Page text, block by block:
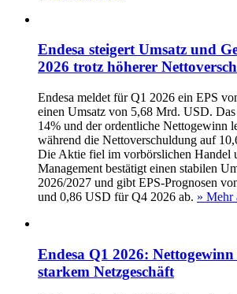
Endesa steigert Umsatz und
2026 trotz höherer
Endesa meldet für Q1 2026 ein EPS
einen Umsatz von 5,68 Mrd. USD.
14% und der ordentliche Nettogewinn
während die Nettoverschuldung auf
Die Aktie fiel im vorbörslichen Handel
Management bestätigt einen stabilen
2026/2027 und gibt EPS‑Prognosen
und 0,86 USD für Q4 2026 ab. » Mehr
Endesa Q1 2026:
starkem Netzgeschäft